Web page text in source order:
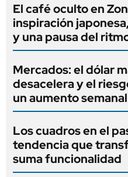
El café oculto en
inspiración
y una pausa del
Mercados: el dólar
desacelera y el
un aumento
Los cuadros en el
tendencia que
suma funcionalidad